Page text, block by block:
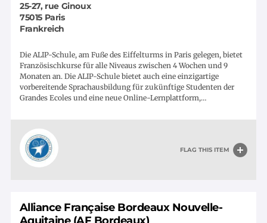
FLAG THIS ITEM
25-27, rue Ginoux
75015 Paris
Frankreich
Die ALIP-Schule, am Fuße des Eiffelturms in Paris gelegen, bietet
Französischkurse für alle Niveaus zwischen 4 Wochen und 9
Monaten an. Die ALIP-Schule bietet auch eine einzigartige
vorbereitende Sprachausbildung für zukünftige Studenten der
Grandes Ecoles und eine neue Online-Lernplattform,…
Alliance Française Bordeaux Nouvelle-
Aquitaine (AF Bordeaux)